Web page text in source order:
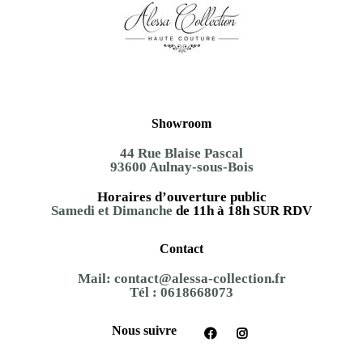
Showroom
44 Rue Blaise Pascal
93600 Aulnay-sous-Bois
Horaires d’ouverture public
Samedi et Dimanche de 11h à 18h SUR RDV
Contact
Mail: contact@alessa-collection.fr
Tél : 0618668073
Nous suivre